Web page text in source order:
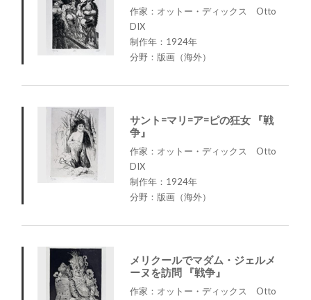
作家：オットー・ディックス Otto
DIX
制作年：1924年
分野：版画（海外）
サント=マリ=ア=ピの狂女 『戦
争』
作家：オットー・ディックス Otto
DIX
制作年：1924年
分野：版画（海外）
メリクールでマダム・ジェルメ
ーヌを訪問 『戦争』
作家：オットー・ディックス Otto